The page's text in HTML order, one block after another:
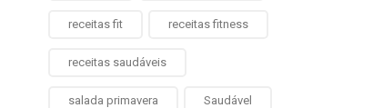
receitas fit receitas fitness
receitas saudáveis
salada primavera Saudável